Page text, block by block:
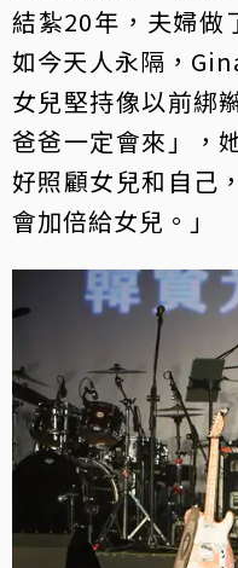
結紮20年，夫婦做
如今天人永隔，
女兒堅持像以前綁
爸爸一定會來」，
好照顧女兒和自己
會加倍給女兒。」